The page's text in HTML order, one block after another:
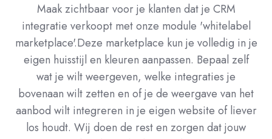
Maak zichtbaar voor je klanten dat je CRM
integratie verkoopt met onze module 'whitelabel
marketplace'.Deze marketplace kun je volledig in je
eigen huisstijl en kleuren aanpassen. Bepaal zelf
wat je wilt weergeven, welke integraties je
bovenaan wilt zetten en of je de weergave van het
aanbod wilt integreren in je eigen website of liever
los houdt. Wij doen de rest en zorgen dat jouw